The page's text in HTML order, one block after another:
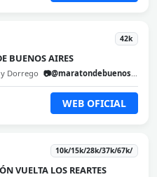
42k
BUENOS AIRES
y Dorrego 📷@maratondebuenosaires
WEB OFICIAL
10k/15k/28k/37k/67k/
VUELTA LOS REARTES